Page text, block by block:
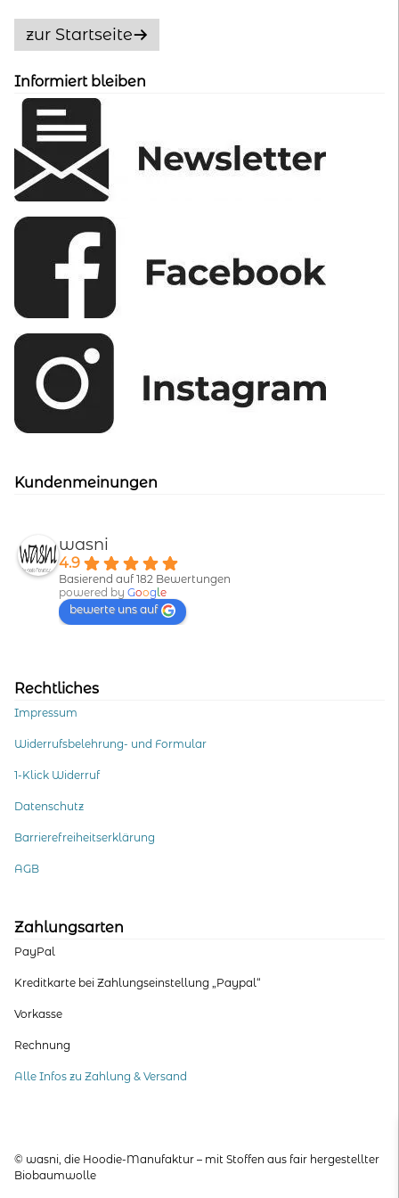
werden
zur Startseite
Informiert bleiben
Kundenmeinungen
wasni
4.9
Basierend auf 182 Bewertungen
powered by Goog le
bewerte uns auf
Rechtliches
Impressum
Widerrufsbelehrung- und Formular
1-Klick Widerruf
Datenschutz
Barrierefreiheitserklärung
AGB
Zahlungsarten
PayPal
Kreditkarte bei Zahlungseinstellung „Paypal“
Vorkasse
Rechnung
Alle Infos zu Zahlung & Versand
© wasni, die Hoodie-Manufaktur – mit Stoffen aus fair hergestellter
Biobaumwolle